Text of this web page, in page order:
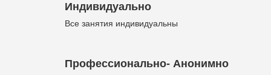
Индивидуально
Все занятия индивидуальны
Профессионально- Анонимно